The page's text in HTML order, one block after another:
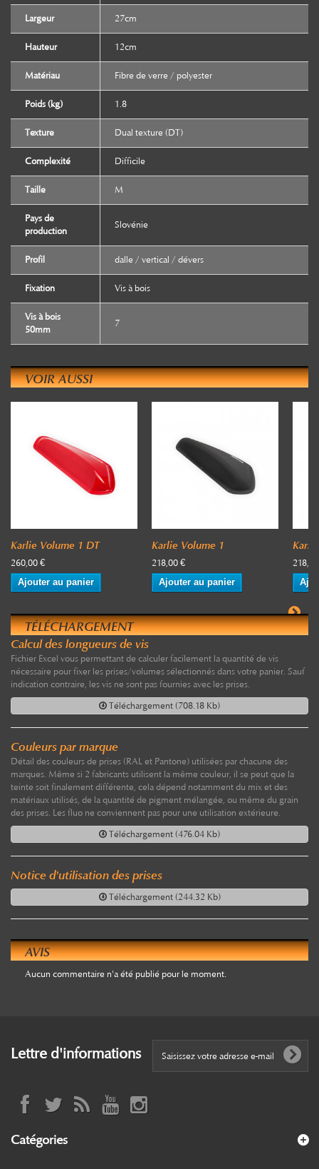
Largeur 27cm
Hauteur 12cm
Matériau Fibre de verre / polyester
Poids (kg) 1.8
Texture Dual texture (DT)
Complexité Difficile
Taille M
Pays de
production
Slovénie
Profil dalle / vertical / dévers
Fixation Vis à bois
Vis à bois
50mm
7
VOIR AUSSI
Karlie Volume 1 DT
260,00 €
Ajouter au panier
Karlie Volume 1
218,00 €
Ajouter au panier
TÉLÉCHARGEMENT
Calcul des longueurs de vis
Fichier Excel vous permettant de calculer facilement la quantité de vis
nécessaire pour fixer les prises/volumes sélectionnés dans votre panier. Sauf
indication contraire, les vis ne sont pas fournies avec les prises.
Téléchargement (708.18 Kb)
Couleurs par marque
Détail des couleurs de prises (RAL et Pantone) utilisées par chacune des
marques. Même si 2 fabricants utilisent la même couleur, il se peut que la
teinte soit finalement différente, cela dépend notamment du mix et des
matériaux utilisés, de la quantité de pigment mélangée, ou même du grain
des prises. Les fluo ne conviennent pas pour une utilisation extérieure.
Téléchargement (476.04 Kb)
Notice d'utilisation des prises
Téléchargement (244.32 Kb)
AVIS
Aucun commentaire n'a été publié pour le moment.
Lettre d'informations
Catégories